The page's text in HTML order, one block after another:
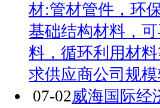
材:管材管件，环
基础结构材料，
料，循环利用材
求供应商公司规
07-02威海国际经